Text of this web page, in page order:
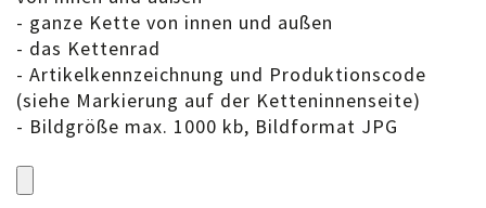
- ganze Kette von innen und außen
- das Kettenrad
- Artikelkennzeichnung und Produktionscode
(siehe Markierung auf der Ketteninnenseite)
- Bildgröße max. 1000 kb, Bildformat JPG